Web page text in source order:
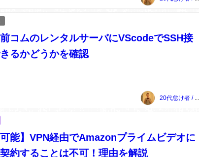
コムのレンタルサーバにVScodeでSSH接
るかどうかを確認
可能】VPN経由でAmazonプライムビデオに
約することは不可！理由を解説